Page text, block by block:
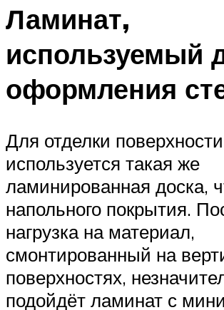
Ламинат,
используемый
оформления
Для отделки
используется такая же
ламинированная доска,
напольного покрытия.
нагрузка на материал,
смонтированный на
поверхностях,
подойдёт ламинат с